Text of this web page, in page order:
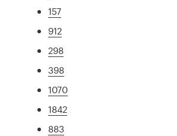
157
912
298
398
1070
1842
883